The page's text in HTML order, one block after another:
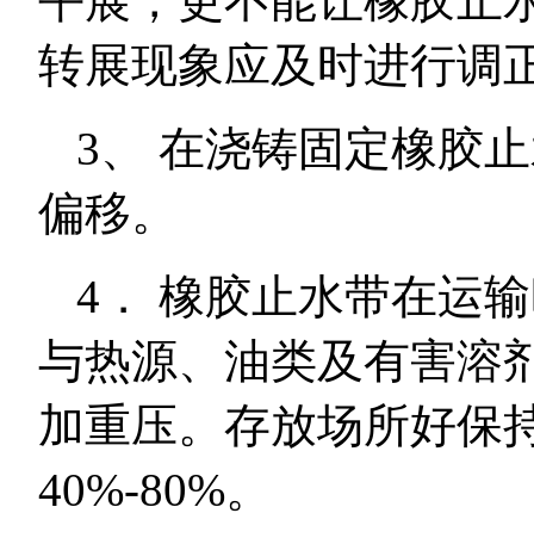
转展现象应及时进行调
3、 在浇铸固定橡胶
偏移。
4． 橡胶止水带在运
与热源、油类及有害溶
加重压。存放场所好保
40%-80%。